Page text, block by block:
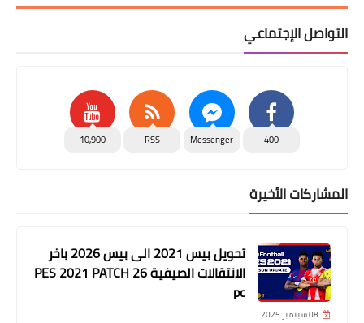
التواصل الإجتماعي
400
Messenger
RSS
10,900
المشاركات الأخيرة
تحويل بيس 2021 الى بيس 2026 باخر
الانتقالات الصيفية PES 2021 PATCH 26
pc
08 سبتمبر 2025